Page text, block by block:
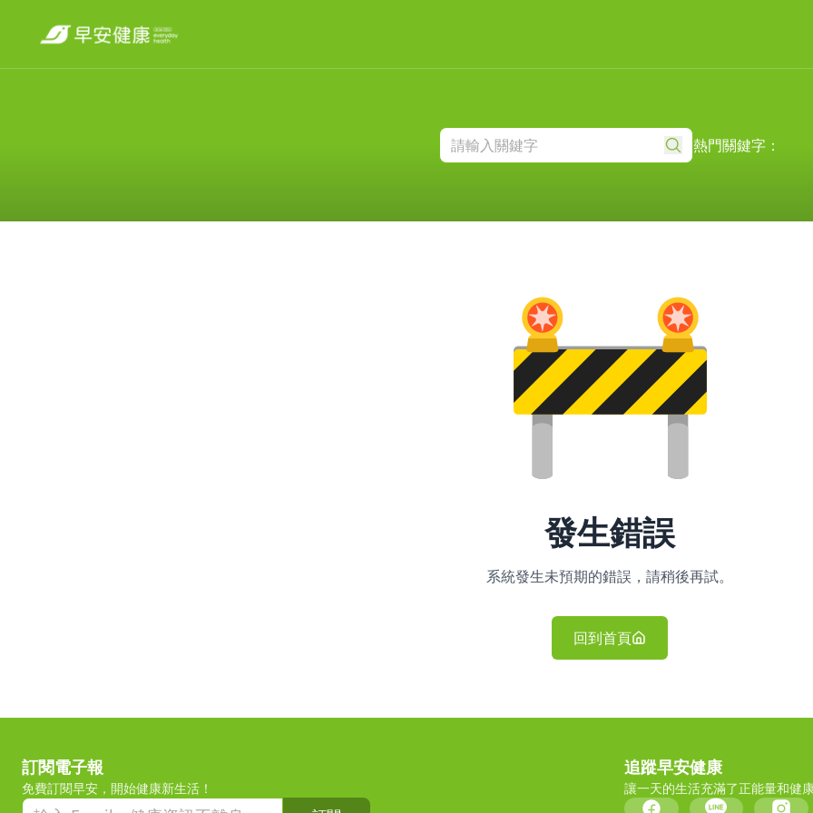
熱門關鍵字：
發生錯誤
系統發生未預期的錯誤，請稍後再試。
回到首頁
訂閱電子報
免費訂閱早安，開始健康新生活！
追蹤早安健康
讓一天的生活充滿了正能量和健